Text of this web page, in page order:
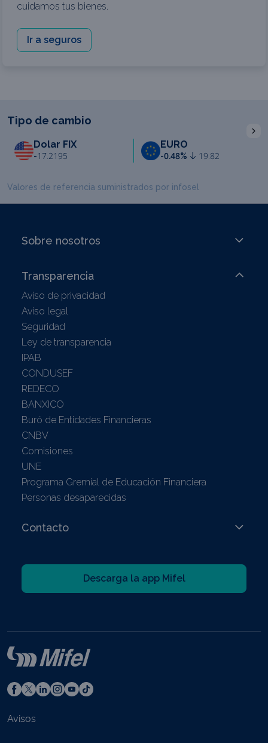
cuidamos tus bienes.
Ir a seguros
Tipo de cambio
Dolar FIX
-17.2195
EURO
-0.48% 19.82
Valores de referencia suministrados por infosel
Sobre nosotros
Transparencia
Aviso de privacidad
Aviso legal
Seguridad
Ley de transparencia
IPAB
CONDUSEF
REDECO
BANXICO
Buró de Entidades Financieras
CNBV
Comisiones
UNE
Programa Gremial de Educación Financiera
Personas desaparecidas
Contacto
Descarga la app Mifel
Avisos